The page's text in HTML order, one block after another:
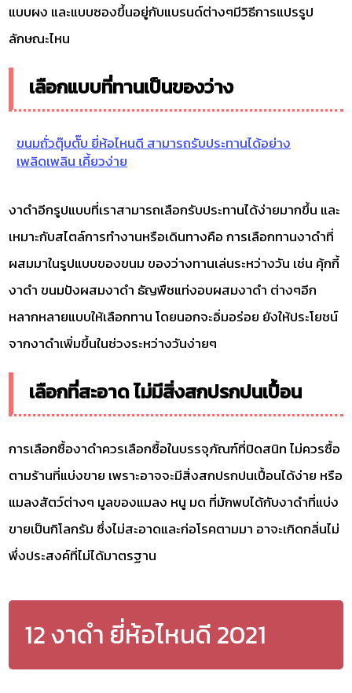
แบบผง และแบบซองขึ้นอยู่กับแบรนด์ต่างๆมีวิธีการแปรรูป
ลักษณะไหน
เลือกแบบที่ทานเป็นของว่าง
ขนมถั่วตุ๊บตั๊บ ยี่ห้อไหนดี สามารถรับประทานได้อย่าง
เพลิดเพลิน เคี้ยวง่าย
งาดำอีกรูปแบบที่เราสามารถเลือกรับประทานได้ง่ายมากขึ้น และ
เหมาะกับสไตล์การทำงานหรือเดินทางคือ การเลือกทานงาดำที่
ผสมมาในรูปแบบของขนม ของว่างทานเล่นระหว่างวัน เช่น คุ้กกี้
งาดำ ขนมปังผสมงาดำ ธัญพืชแท่งอบผสมงาดำ ต่างๆอีก
หลากหลายแบบให้เลือกทาน โดยนอกจะอิ่มอร่อย ยังให้ประโยชน์
จากงาดำเพิ่มขึ้นในช่วงระหว่างวันง่ายๆ
เลือกที่สะอาด ไม่มีสิ่งสกปรกปนเปื้อน
การเลือกซื้องาดำควรเลือกซื้อในบรรจุภัณฑ์ที่ปิดสนิท ไม่ควรซื้อ
ตามร้านที่แบ่งขาย เพราะอาจจะมีสิ่งสกปรกปนเปื้อนได้ง่าย หรือ
แมลงสัตว์ต่างๆ มูลของแมลง หนู มด ที่มักพบได้กับงาดำที่แบ่ง
ขายเป็นกิโลกรัม ซึ่งไม่สะอาดและก่อโรคตามมา อาจะเกิดกลิ่นไม่
พึ่งประสงค์ที่ไม่ได้มาตรฐาน
12 งาดำ ยี่ห้อไหนดี 2021